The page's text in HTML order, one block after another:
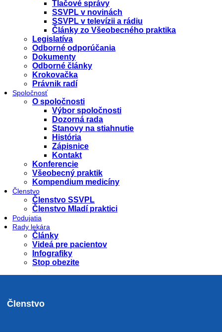
Tlačové správy
SSVPL v novinách
SSVPL v televízii a rádiu
Články zo Všeobecného praktika
Legislatíva
Odborné odporúčania
Dokumenty
Odborné články
Krokovačka
Právnik radí
Spoločnosť
O spoločnosti
Výbor spoločnosti
Dozorná rada
Stanovy na stiahnutie
História
Zápisnice
Kontakt
Konferencie
Všeobecný praktik
Kompendium medicíny
Členstvo
Členstvo SSVPL
Členstvo Mladí praktici
Podujatia
Rady lekára
Články
Videá pre pacientov
Infografiky
Stop obezite
Členstvo